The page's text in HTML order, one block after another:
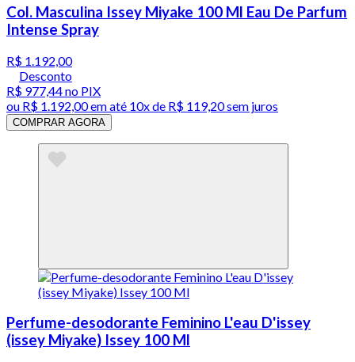
Col. Masculina Issey Miyake 100 Ml Eau De Parfum
Intense Spray
R$ 1.192,00
Desconto
R$ 977,44no PIX
ou R$ 1.192,00em até 10x de R$ 119,20 sem juros
COMPRAR AGORA
Perfume-desodorante Feminino L'eau D'issey
(issey Miyake) Issey 100 Ml